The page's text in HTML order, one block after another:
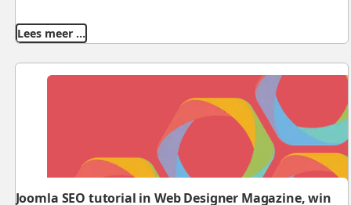
Lees meer …
Joomla SEO tutorial in Web Designer Magazine, win